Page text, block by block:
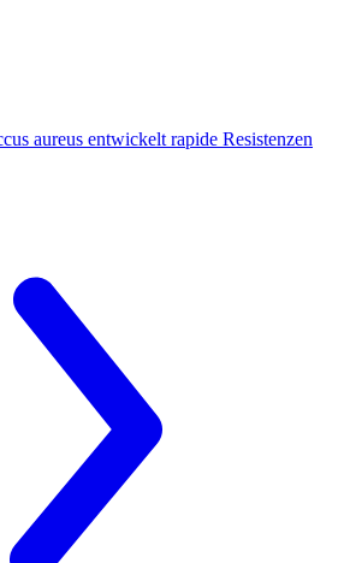
aureus entwickelt rapide Resistenzen